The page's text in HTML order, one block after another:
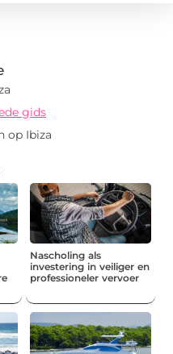
gids
op Ibiza
Nascholing als
investering in veiliger en
professioneler vervoer